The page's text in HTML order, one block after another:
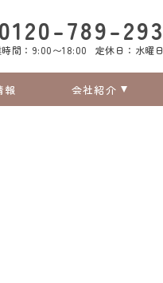
0120-789-293
間：9:00〜18:00 定休日：水曜日
報 会社紹介